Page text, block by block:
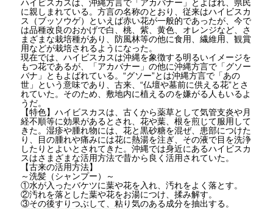
ハイビスカスは、沖縄方言で「アカバナー」とよばれ、県民
に親しまれている。方言の名称のとおり、従来はハイビスカ
ス（ブッソウゲ）といえば赤い花が一般的であったが、今で
は品種改良のおかげで白、桃、紫、黄色、オレンジなど、さ
まざまな栽培種があり、防風林等の他に食用、繊維用、観賞
用などが栽培されるようになった。
現在では、ハイビスカスは沖縄を象徴する明るいイメージを
もつ花であるが、「アカバナー」の他に沖縄方言で「グソー
バナ」ともよばれている。“グソー”とは沖縄方言で「あの
世」という意味であり、古来、“仏壇や墓前に供える花”とさ
れていた。そのため、敷地内に植えるのを嫌がる人もいるよ
うだ。
【特色】ハイビスカスは、古くから薬草として気管支炎や月
経不順等に効果があるとされ、花や葉、根を煎じて服用して
きた。湿疹や腫れ物には、花と黒砂糖を混ぜ、患部につけた
り、目の腫れや痛みには花に熱湯を注ぎ、その液で目を洗浄
したりとよいとされてきた。沖縄では身近にあるハイビスカ
スはさまざまな活用方法で昔から良く活用されていた。
【古来の活用方法】
～洗髪（シャンプー）～
①水が入ったバケツに葉や花を入れ、汚れをよく落とす。
②汚れを落とした葉や花をお湯につけ、揉み解す。
③その後すりつぶして、粘り気のある成分を抽出する。